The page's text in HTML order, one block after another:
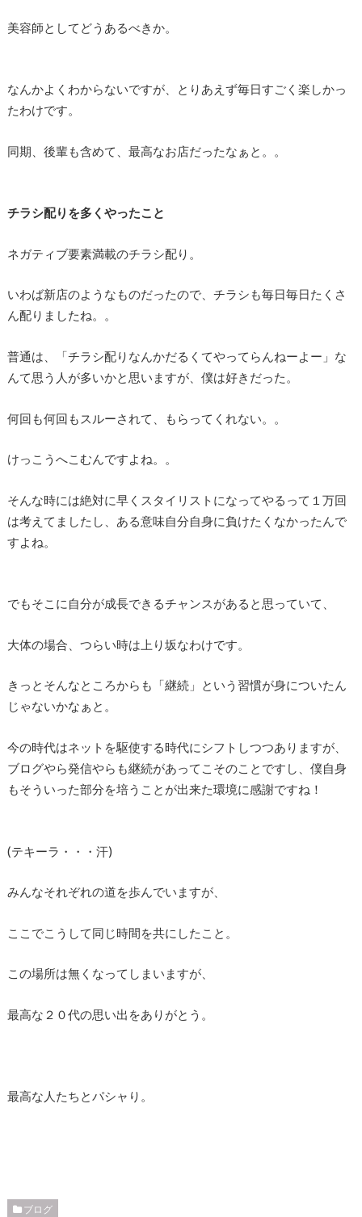
美容師としてどうあるべきか。
なんかよくわからないですが、とりあえず毎日すごく楽しかっ
たわけです。
同期、後輩も含めて、最高なお店だったなぁと。。
チラシ配りを多くやったこと
ネガティブ要素満載のチラシ配り。
いわば新店のようなものだったので、チラシも毎日毎日たくさ
ん配りましたね。。
普通は、「チラシ配りなんかだるくてやってらんねーよー」な
んて思う人が多いかと思いますが、僕は好きだった。
何回も何回もスルーされて、もらってくれない。。
けっこうへこむんですよね。。
そんな時には絶対に早くスタイリストになってやるって１万回
は考えてましたし、ある意味自分自身に負けたくなかったんで
すよね。
でもそこに自分が成長できるチャンスがあると思っていて、
大体の場合、つらい時は上り坂なわけです。
きっとそんなところからも「継続」という習慣が身についたん
じゃないかなぁと。
今の時代はネットを駆使する時代にシフトしつつありますが、
ブログやら発信やらも継続があってこそのことですし、僕自身
もそういった部分を培うことが出来た環境に感謝ですね！
(テキーラ・・・汗)
みんなそれぞれの道を歩んでいますが、
ここでこうして同じ時間を共にしたこと。
この場所は無くなってしまいますが、
最高な２０代の思い出をありがとう。
最高な人たちとパシャり。
ブログ